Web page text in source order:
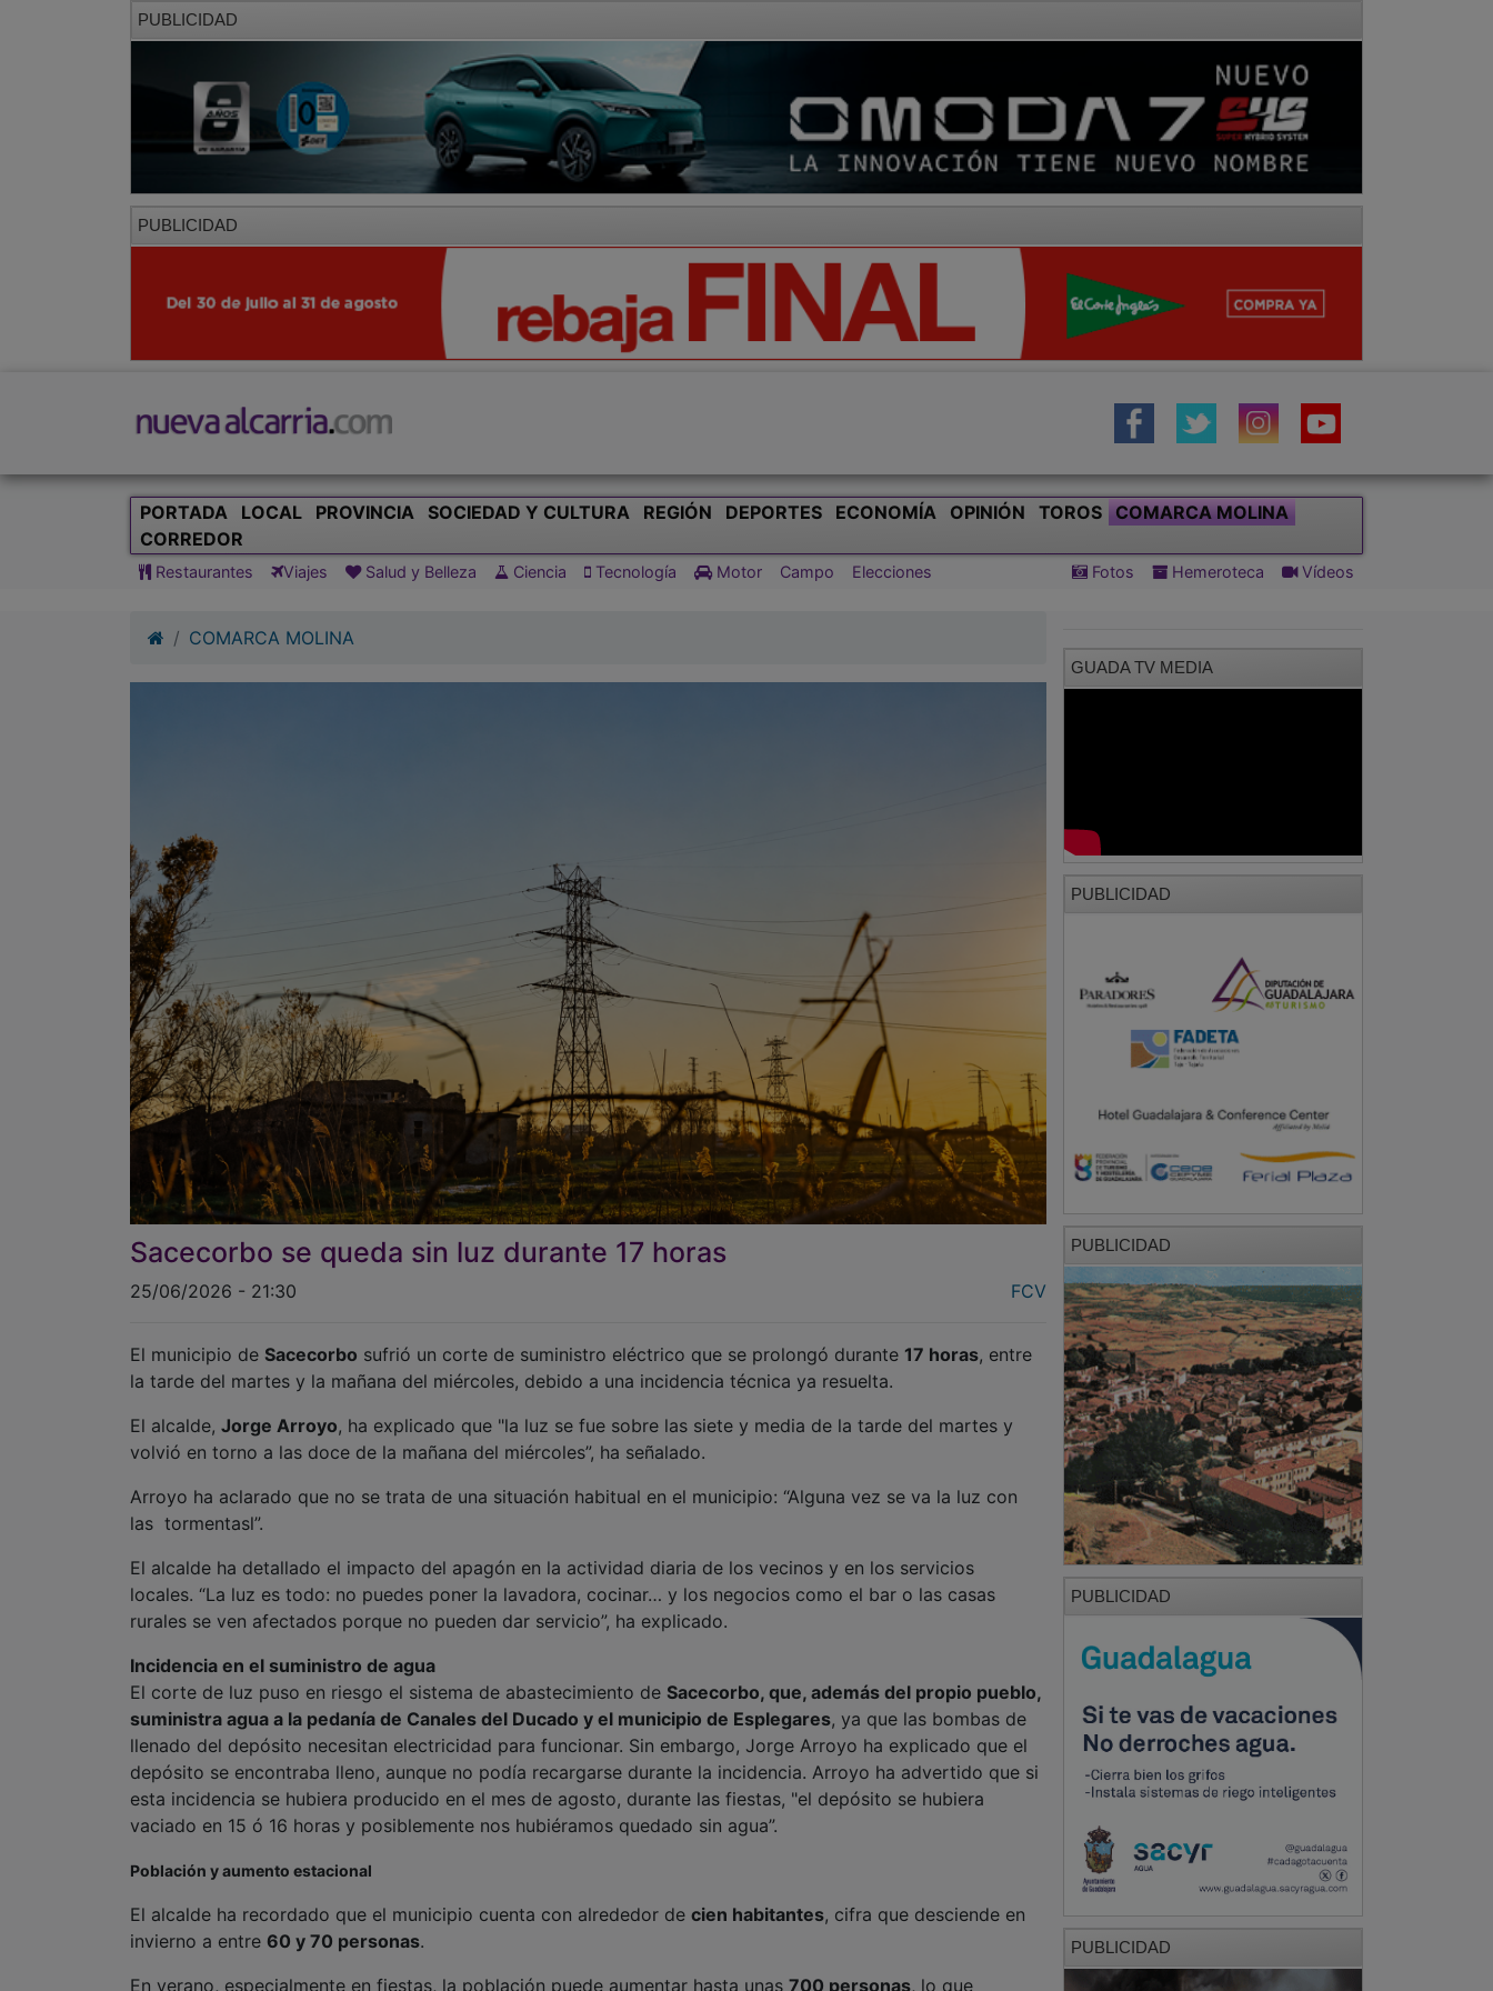
PUBLICIDAD
PUBLICIDAD
PORTADA LOCAL PROVINCIA SOCIEDAD Y CULTURA REGIÓN DEPORTES ECONOMÍA OPINIÓN TOROS COMARCA MOLINA
CORREDOR
Restaurantes Viajes Salud y Belleza Ciencia Tecnología Motor Campo Elecciones Fotos Hemeroteca Vídeos
COMARCA MOLINA
Sacecorbo se queda sin luz durante 17 horas
25/06/2026 - 21:30 FCV
El municipio de Sacecorbo sufrió un corte de suministro eléctrico que se prolongó durante 17 horas, entre
la tarde del martes y la mañana del miércoles, debido a una incidencia técnica ya resuelta.
El alcalde, Jorge Arroyo, ha explicado que "la luz se fue sobre las siete y media de la tarde del martes y
volvió en torno a las doce de la mañana del miércoles”, ha señalado.
Arroyo ha aclarado que no se trata de una situación habitual en el municipio: “Alguna vez se va la luz con
las tormentasl”.
El alcalde ha detallado el impacto del apagón en la actividad diaria de los vecinos y en los servicios
locales. “La luz es todo: no puedes poner la lavadora, cocinar… y los negocios como el bar o las casas
rurales se ven afectados porque no pueden dar servicio”, ha explicado.
Incidencia en el suministro de agua
El corte de luz puso en riesgo el sistema de abastecimiento de Sacecorbo, que, además del propio pueblo,
suministra agua a la pedanía de Canales del Ducado y el municipio de Esplegares, ya que las bombas de
llenado del depósito necesitan electricidad para funcionar. Sin embargo, Jorge Arroyo ha explicado que el
depósito se encontraba lleno, aunque no podía recargarse durante la incidencia. Arroyo ha advertido que si
esta incidencia se hubiera producido en el mes de agosto, durante las fiestas, "el depósito se hubiera
vaciado en 15 ó 16 horas y posiblemente nos hubiéramos quedado sin agua”.
Población y aumento estacional
El alcalde ha recordado que el municipio cuenta con alrededor de cien habitantes, cifra que desciende en
invierno a entre 60 y 70 personas.
En verano, especialmente en fiestas, la población puede aumentar hasta unas 700 personas, lo que
GUADA TV MEDIA
PUBLICIDAD
PUBLICIDAD
PUBLICIDAD
PUBLICIDAD